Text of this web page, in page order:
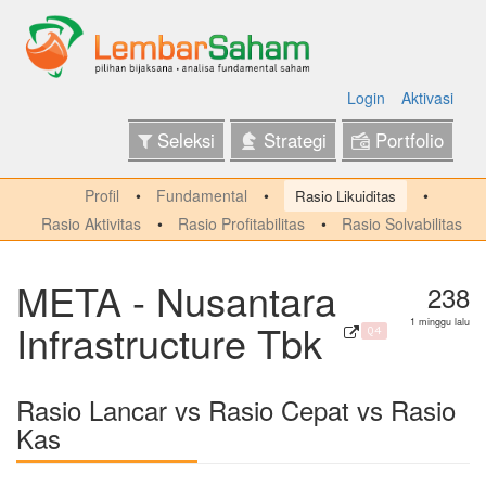
Login Aktivasi
Seleksi Strategi Portfolio
Profil Fundamental Rasio Likuiditas
Rasio Aktivitas Rasio Profitabilitas Rasio Solvabilitas
META - Nusantara
Infrastructure Tbk Q4
238
1 minggu lalu
Rasio Lancar vs Rasio Cepat vs Rasio
Kas